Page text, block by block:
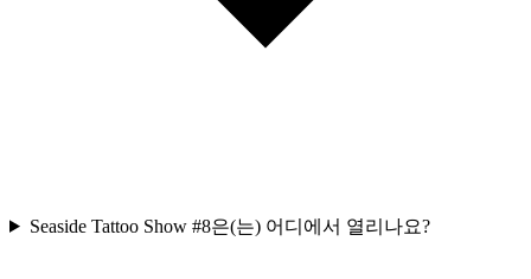
Seaside Tattoo Show #8은(는) 어디에서 열리나요?